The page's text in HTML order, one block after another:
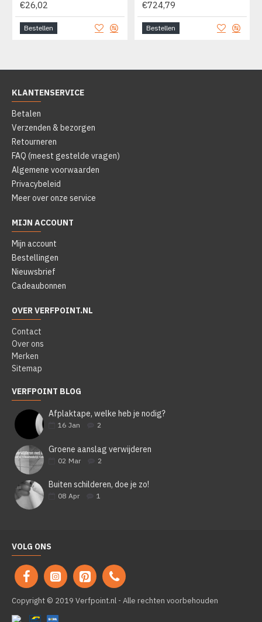
€26,02
Bestellen
€724,79
Bestellen
KLANTENSERVICE
Betalen
Verzenden & bezorgen
Retourneren
FAQ (meest gestelde vragen)
Algemene voorwaarden
Privacybeleid
Meer over onze service
MIJN ACCOUNT
Mijn account
Bestellingen
Nieuwsbrief
Cadeaubonnen
OVER VERFPOINT.NL
Contact
Over ons
Merken
Sitemap
VERFPOINT BLOG
Afplaktape, welke heb je nodig?
16 Jan 2
Groene aanslag verwijderen
02 Mar 2
Buiten schilderen, doe je zo!
08 Apr 1
VOLG ONS
Copyright © 2019 Verfpoint.nl - Alle rechten voorbehouden